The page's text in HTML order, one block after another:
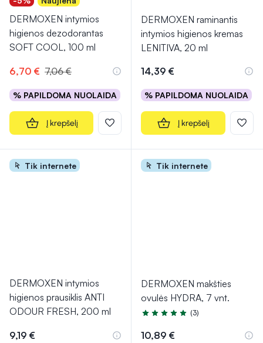
DERMOXEN intymios
higienos dezodorantas
SOFT COOL, 100 ml
6,70 € 7,06 €
% PAPILDOMA NUOLAIDA
Į krepšelį
DERMOXEN raminantis
intymios higienos kremas
LENITIVA, 20 ml
14,39 €
% PAPILDOMA NUOLAIDA
Į krepšelį
Tik internete
DERMOXEN intymios
higienos prausiklis ANTI
ODOUR FRESH, 200 ml
9,19 €
Tik internete
DERMOXEN makšties
ovulės HYDRA, 7 vnt.
Įvertinimas 5.0 iš 5
(3)
10,89 €